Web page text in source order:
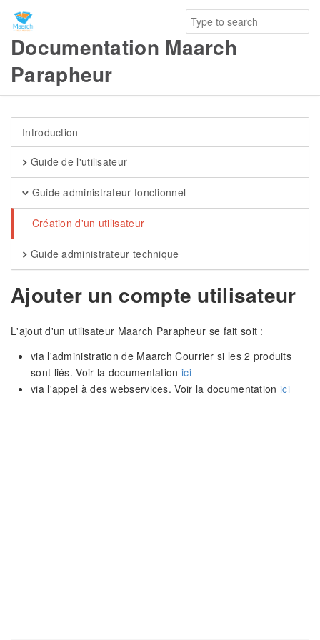
Documentation Maarch
Parapheur
Introduction
Guide de l'utilisateur
Guide administrateur fonctionnel
Création d'un utilisateur
Guide administrateur technique
Ajouter un compte utilisateur
L'ajout d'un utilisateur Maarch Parapheur se fait soit :
via l'administration de Maarch Courrier si les 2 produits
sont liés. Voir la documentation ici
via l'appel à des webservices. Voir la documentation ici